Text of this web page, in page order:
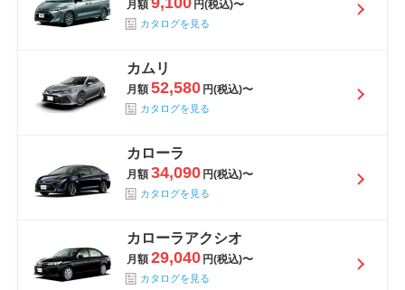
月額 円(税込)〜
カタログを見る
カムリ
月額 52,580 円(税込)〜
カタログを見る
カローラ
月額 34,090 円(税込)〜
カタログを見る
カローラアクシオ
月額 29,040 円(税込)〜
カタログを見る